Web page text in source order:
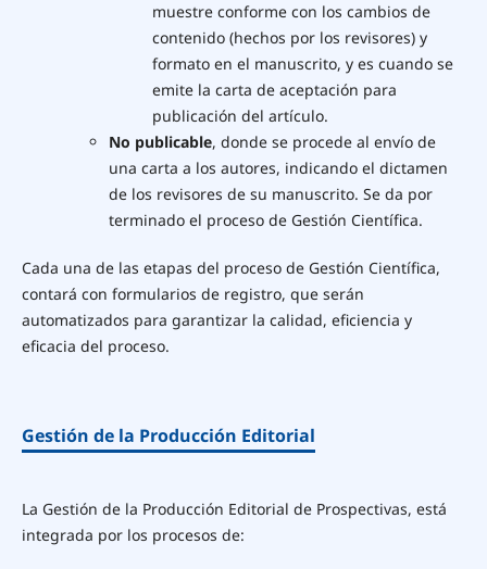
muestre conforme con los cambios de
contenido (hechos por los revisores) y
formato en el manuscrito, y es cuando se
emite la carta de aceptación para
publicación del artículo.
No publicable, donde se procede al envío de
una carta a los autores, indicando el dictamen
de los revisores de su manuscrito. Se da por
terminado el proceso de Gestión Científica.
Cada una de las etapas del proceso de Gestión Científica,
contará con formularios de registro, que serán
automatizados para garantizar la calidad, eficiencia y
eficacia del proceso.
Gestión de la Producción Editorial
La Gestión de la Producción Editorial de Prospectivas, está
integrada por los procesos de: